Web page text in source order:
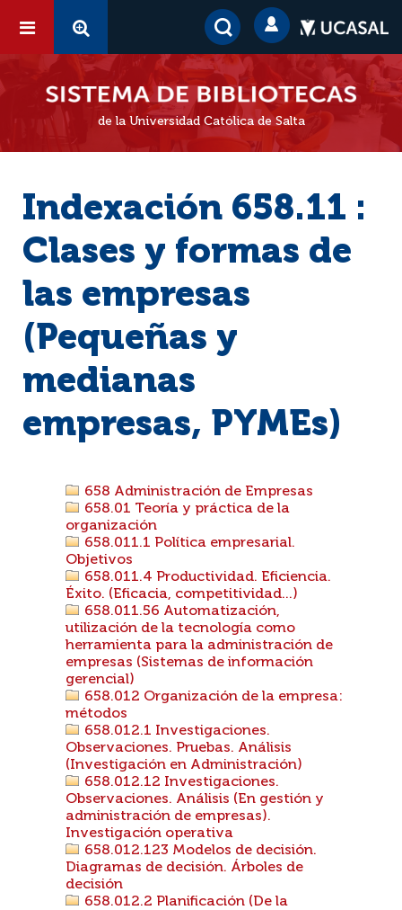
de la Universidad Católica de Salta
Indexación 658.11 :
Clases y formas de
las empresas
(Pequeñas y
medianas
empresas, PYMEs)
658 Administración de Empresas
658.01 Teoría y práctica de la
organización
658.011.1 Política empresarial.
Objetivos
658.011.4 Productividad. Eficiencia.
Éxito. (Eficacia, competitividad...)
658.011.56 Automatización,
utilización de la tecnología como
herramienta para la administración de
empresas (Sistemas de información
gerencial)
658.012 Organización de la empresa:
métodos
658.012.1 Investigaciones.
Observaciones. Pruebas. Análisis
(Investigación en Administración)
658.012.12 Investigaciones.
Observaciones. Análisis (En gestión y
administración de empresas).
Investigación operativa
658.012.123 Modelos de decisión.
Diagramas de decisión. Árboles de
decisión
658.012.2 Planificación (De la